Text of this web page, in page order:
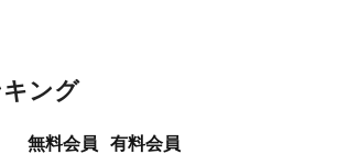
ング
無料会員 有料会員